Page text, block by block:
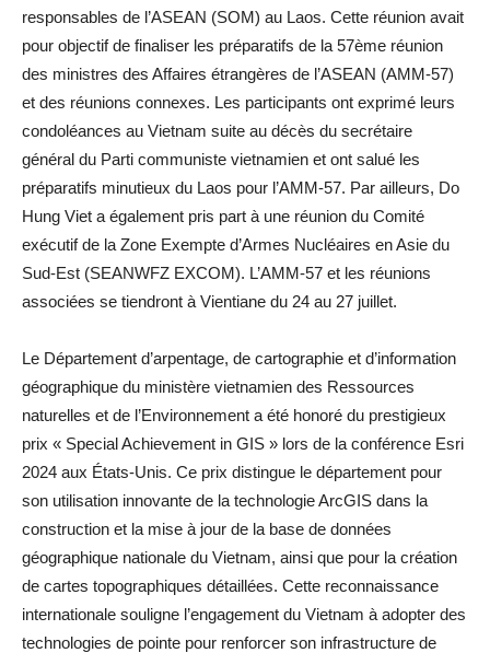
responsables de l’ASEAN (SOM) au Laos. Cette réunion avait
pour objectif de finaliser les préparatifs de la 57ème réunion
des ministres des Affaires étrangères de l’ASEAN (AMM-57)
et des réunions connexes. Les participants ont exprimé leurs
condoléances au Vietnam suite au décès du secrétaire
général du Parti communiste vietnamien et ont salué les
préparatifs minutieux du Laos pour l’AMM-57. Par ailleurs, Do
Hung Viet a également pris part à une réunion du Comité
exécutif de la Zone Exempte d’Armes Nucléaires en Asie du
Sud-Est (SEANWFZ EXCOM). L’AMM-57 et les réunions
associées se tiendront à Vientiane du 24 au 27 juillet.
Le Département d’arpentage, de cartographie et d’information
géographique du ministère vietnamien des Ressources
naturelles et de l’Environnement a été honoré du prestigieux
prix « Special Achievement in GIS » lors de la conférence Esri
2024 aux États-Unis. Ce prix distingue le département pour
son utilisation innovante de la technologie ArcGIS dans la
construction et la mise à jour de la base de données
géographique nationale du Vietnam, ainsi que pour la création
de cartes topographiques détaillées. Cette reconnaissance
internationale souligne l’engagement du Vietnam à adopter des
technologies de pointe pour renforcer son infrastructure de